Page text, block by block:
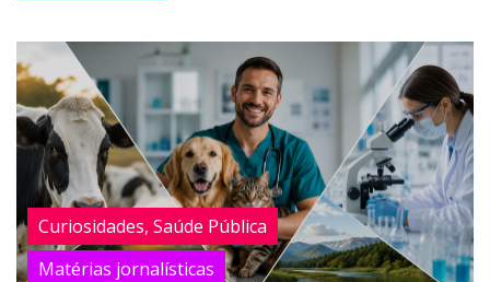
Curiosidades, Saúde Pública
Matérias jornalísticas